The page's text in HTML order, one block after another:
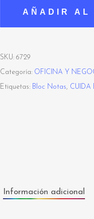
AÑADIR AL
SKU: 6729
Categoría: OFICINA Y
Etiquetas: Bloc Notas, CUIDA
Información adicional